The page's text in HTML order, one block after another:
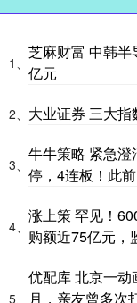
1、
芝麻财富 中韩
亿元
2、 大业证券 三大
3、
牛牛策略 紧急澄
停，4连板！此
4、
涨上策 罕见！
购额近75亿元，
5、
优配库 北京一
月，亲友曾多次